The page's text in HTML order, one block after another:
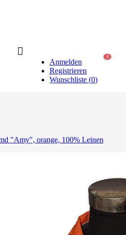
Anmelden
Registrieren
Wunschliste (0)
0
"Amy", orange, 100% Leinen